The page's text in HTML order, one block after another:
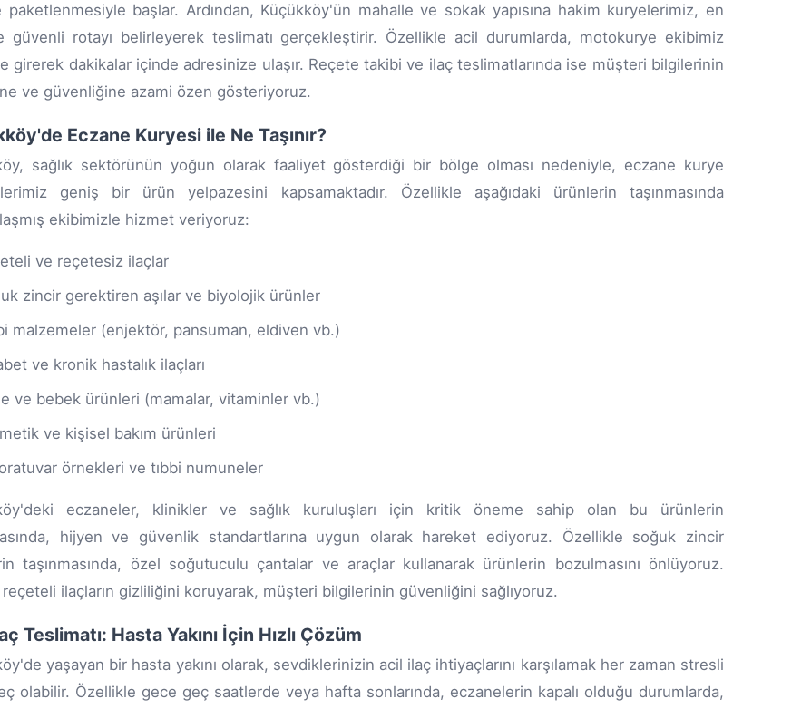
paketlenmesiyle başlar. Ardından, Küçükköy'ün mahalle ve sokak yapısına hakim kuryelerimiz, en
güvenli rotayı belirleyerek teslimatı gerçekleştirir. Özellikle acil durumlarda, motokurye ekibimiz
girerek dakikalar içinde adresinize ulaşır. Reçete takibi ve ilaç teslimatlarında ise müşteri bilgilerinin
ve güvenliğine azami özen gösteriyoruz.
Eczane Kuryesi ile Ne Taşınır?
sağlık sektörünün yoğun olarak faaliyet gösterdiği bir bölge olması nedeniyle, eczane kurye
geniş bir ürün yelpazesini kapsamaktadır. Özellikle aşağıdaki ürünlerin taşınmasında
ekibimizle hizmet veriyoruz:
ve reçetesiz ilaçlar
zincir gerektiren aşılar ve biyolojik ürünler
malzemeler (enjektör, pansuman, eldiven vb.)
ve kronik hastalık ilaçları
ve bebek ürünleri (mamalar, vitaminler vb.)
ve kişisel bakım ürünleri
örnekleri ve tıbbi numuneler
eczaneler, klinikler ve sağlık kuruluşları için kritik öneme sahip olan bu ürünlerin
hijyen ve güvenlik standartlarına uygun olarak hareket ediyoruz. Özellikle soğuk zincir
taşınmasında, özel soğutuculu çantalar ve araçlar kullanarak ürünlerin bozulmasını önlüyoruz.
reçeteli ilaçların gizliliğini koruyarak, müşteri bilgilerinin güvenliğini sağlıyoruz.
Teslimatı: Hasta Yakını İçin Hızlı Çözüm
yaşayan bir hasta yakını olarak, sevdiklerinizin acil ilaç ihtiyaçlarını karşılamak her zaman stresli
olabilir. Özellikle gece geç saatlerde veya hafta sonlarında, eczanelerin kapalı olduğu durumlarda,